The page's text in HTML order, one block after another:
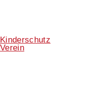
Kinderschutz
Verein